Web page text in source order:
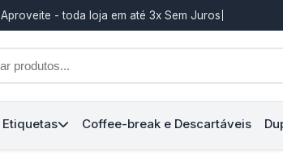
Aproveite - toda loja em até 3x Sem Juros
Etiquetas Coffee-break e Descartáveis